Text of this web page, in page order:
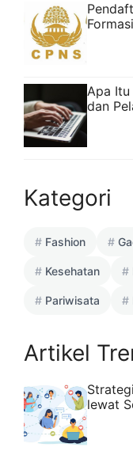
Apa Itu
dan
Kategori
Fashion
Kesehatan
Pariwisata
Artikel
lewat